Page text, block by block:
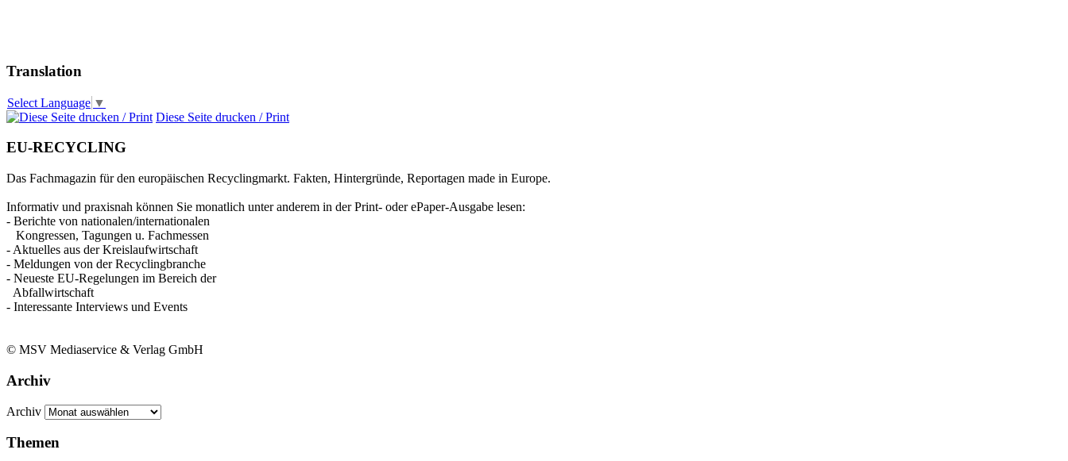
Translation
Select Language ▼
Diese Seite drucken / Print
EU-RECYCLING
Das Fachmagazin für den europäischen Recyclingmarkt. Fakten, Hintergründe, Reportagen made in Europe.
Informativ und praxisnah können Sie monatlich unter anderem in der Print- oder ePaper-Ausgabe lesen:
- Berichte von nationalen/internationalen
Kongressen, Tagungen u. Fachmessen
- Aktuelles aus der Kreislaufwirtschaft
- Meldungen von der Recyclingbranche
- Neueste EU-Regelungen im Bereich der
Abfallwirtschaft
- Interessante Interviews und Events
© MSV Mediaservice & Verlag GmbH
Archiv
Archiv
Themen